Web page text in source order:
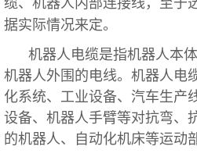
据实际情况来定。
机器人电缆是指机器人本
机器人外围的电线。机器人电
化系统、工业设备、汽车生产
设备、机器人手臂等对抗弯、
的机器人、自动化机床等运动